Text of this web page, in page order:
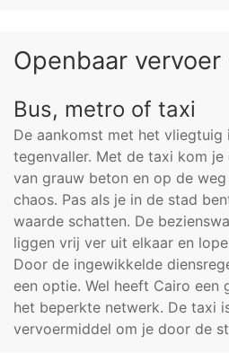
Openbaar vervoer
Bus, metro of taxi
De aankomst met het vliegtuig
tegenvaller. Met de taxi kom
van grauw beton en op de
chaos. Pas als je in de stad
waarde schatten. De
liggen vrij ver uit elkaar en
Door de ingewikkelde
een optie. Wel heeft Cairo een
het beperkte netwerk. De taxi
vervoermiddel om je door de